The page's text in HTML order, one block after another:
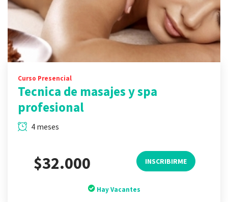
Curso Presencial
Tecnica de masajes y spa
profesional
4 meses
$32.000 INSCRIBIRME
Hay Vacantes